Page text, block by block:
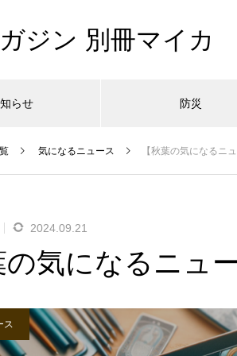
ジン 別冊マイカ
らせ 防災
気になるニュース 【秋葉の気になるニ
2024.09.21
の気になるニュ
ス